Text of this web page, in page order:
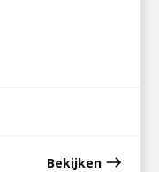
Bekijken east